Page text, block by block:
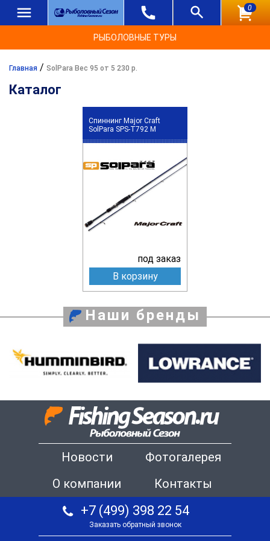
0
РЫБОЛОВНЫЕ ТУРЫ
Главная / SolPara Вес 95 от 5 230 р.
Каталог
Спиннинг Major Craft
SolPara SPS-T792 M
под заказ
В корзину
Наши бренды
Новости
Фотогалерея
О компании
Контакты
+7 (499) 398 22 54
Заказать обратный звонок